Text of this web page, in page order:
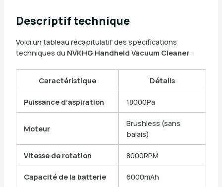
Descriptif technique
Voici un tableau récapitulatif des spécifications
techniques du NVKHG Handheld Vacuum Cleaner:
Caractéristique Détails
Puissance d’aspiration 18000Pa
Moteur
Brushless (sans
balais)
Vitesse de rotation 8000RPM
Capacité de la batterie 6000mAh